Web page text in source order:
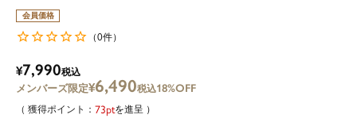
会員価格
（0件）
¥7,990税込
¥6,490税込18%OFF
73 を進呈